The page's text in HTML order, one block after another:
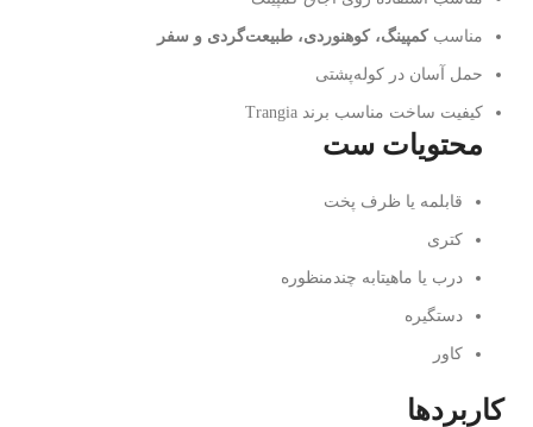
مناسبکمپینگ، کوهنوردی، طبیعت‌گردی و سفر
حمل آسان در کوله‌پشتی
کیفیت ساخت مناسب برند Trangia
محتویات ست
قابلمه یا ظرف پخت
کتری
درب یا ماهیتابه چندمنظوره
دستگیره
کاور
کاربردها